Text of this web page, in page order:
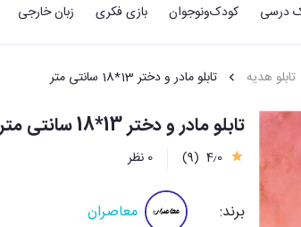
درسی کودک‌ونوجوان بازی فکری زبان خارجی
تابلو هدیه تابلو مادر و دختر 13*18 سانتی متر
تابلو مادر و دختر 13*18 سانتی متر
4٫0 (9) 0 نظر
برند: معاصران